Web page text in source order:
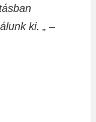
ki. „ –